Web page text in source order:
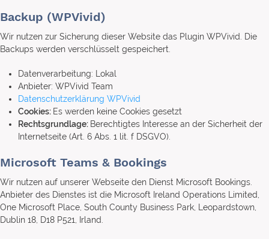
Backup (WPVivid)
Wir nutzen zur Sicherung dieser Website das Plugin WPVivid. Die
Backups werden verschlüsselt gespeichert.
Datenverarbeitung: Lokal
Anbieter: WPVivid Team
Datenschutzerklärung WPVivid
Cookies: Es werden keine Cookies gesetzt
Rechtsgrundlage: Berechtigtes Interesse an der Sicherheit der
Internetseite (Art. 6 Abs. 1 lit. f DSGVO).
Microsoft Teams & Bookings
Wir nutzen auf unserer Webseite den Dienst Microsoft Bookings.
Anbieter des Dienstes ist die Microsoft Ireland Operations Limited,
One Microsoft Place, South County Business Park, Leopardstown,
Dublin 18, D18 P521, Irland.